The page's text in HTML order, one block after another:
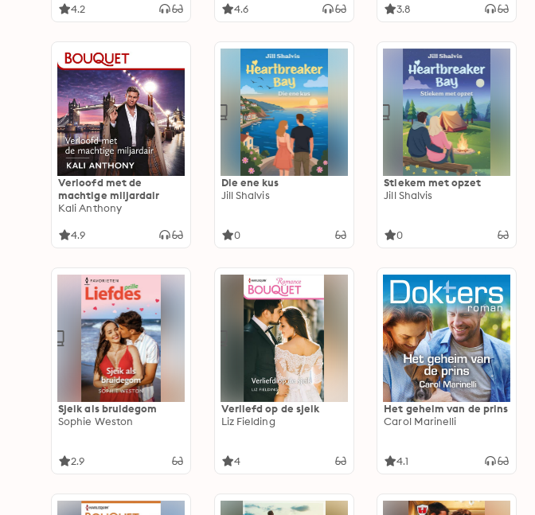
4.2 4.6 3.8
Verloofd met de
machtige miljardair
Kali Anthony
4.9
Die ene kus
Jill Shalvis
0
Stiekem met opzet
Jill Shalvis
0
Sjeik als bruidegom
Sophie Weston
2.9
Verliefd op de sjeik
Liz Fielding
4
Het geheim van de prins
Carol Marinelli
4.1